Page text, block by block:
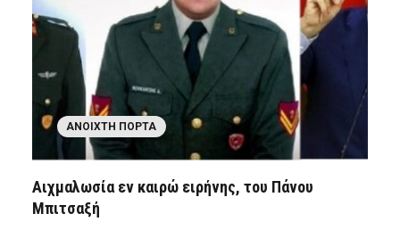
ΑΝΟΙΧΤΉ ΠΌΡΤΑ
Αιχμαλωσία εν καιρώ ειρήνης, του Πάνου
Μπιτσαξή